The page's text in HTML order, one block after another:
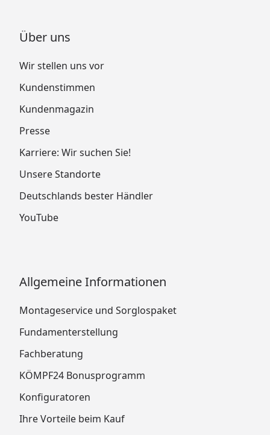
Über uns
Wir stellen uns vor
Kundenstimmen
Kundenmagazin
Presse
Karriere: Wir suchen Sie!
Unsere Standorte
Deutschlands bester Händler
YouTube
Allgemeine Informationen
Montageservice und Sorglospaket
Fundamenterstellung
Fachberatung
KÖMPF24 Bonusprogramm
Konfiguratoren
Ihre Vorteile beim Kauf